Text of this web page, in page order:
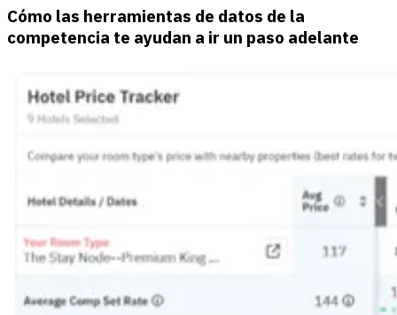
Cómo las herramientas de datos de la
competencia te ayudan a ir un paso adelante